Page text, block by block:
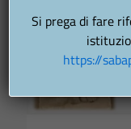
Si prega di fare
https://